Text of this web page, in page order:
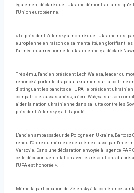
également déclaré que l'Ukraine démontrait ainsi
l'Union européenne.
« Le président Zelensky a montré que l'Ukraine n'est
européenne en raison de sa mentalité, en glorifiant
l'armée insurrectionnelle ukrainienne », a déclaré
Très ému, l'ancien président Lech Walesa, leader du
renoncé à porter le drapeau ukrainien sur la poitrine
distinguant les bandits de l'UPA, le président
compatriotes assassinés », a écrit Wałęsa sur son
aider la nation ukrainienne dans sa lutte contre les
président Zelensky », a-t-il ajouté.
L'ancien ambassadeur de Pologne en Ukraine, Bartosz
rendu l'Ordre du mérite de deuxième classe par
Varsovie. Dans une déclaration envoyée à l'agence
cette décision « en relation avec les résolutions du
l'UPA est honorée ».
Même la participation de Zelensky à la conférence sur